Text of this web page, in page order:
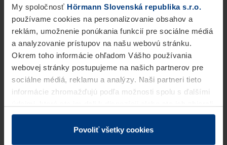
My spoločnosť Hörmann Slovenská republika s.r.o.
používame cookies na personalizovanie obsahov a
reklám, umožnenie ponúkania funkcií pre sociálne médiá
a analyzovanie prístupov na našu webovú stránku.
Okrem toho informácie ohľadom Vášho používania
webovej stránky postupujeme na našich partnerov pre
sociálne médiá, reklamu a analýzy. Naši partneri tieto
informácie zhromažďujú podľa možnosti spolu s ďalšími
v rámci Vášho využívania služieb.
Z právneho hľadiska môžeme cookies ukladať na Vašom
Povoliť všetky cookies